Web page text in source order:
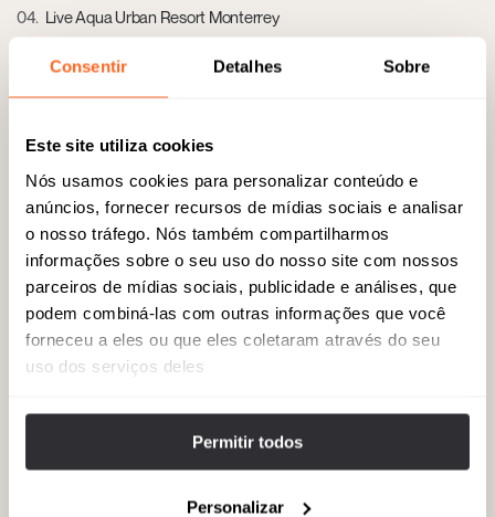
Consentir Detalhes Sobre
Este site utiliza cookies
Nós usamos cookies para personalizar conteúdo e
anúncios, fornecer recursos de mídias sociais e analisar
o nosso tráfego. Nós também compartilharmos
informações sobre o seu uso do nosso site com nossos
parceiros de mídias sociais, publicidade e análises, que
podem combiná-las com outras informações que você
forneceu a eles ou que eles coletaram através do seu
uso dos serviços deles
Permitir todos
Personalizar
04 Live Aqua Urban Resort Monterrey
design de vanguarda e instalações luxuosas. Av. Lázaro Cárdenas
2424, Residencial San Agustin, 66260 San Pedro Garza García.
05 Galería de Arte CONARTE
Uma galeria de arte contemporânea que promove artistas locais e
internacionais, localizada no icônico espaço Conarte. Juárez 645,
Centro, 64000.
06 Skala
mar e ambiente chique, localizado na exclusiva área de San Pedro.
Av. José Vasconcelos 150, Del Valle, 66260 San Pedro Garza